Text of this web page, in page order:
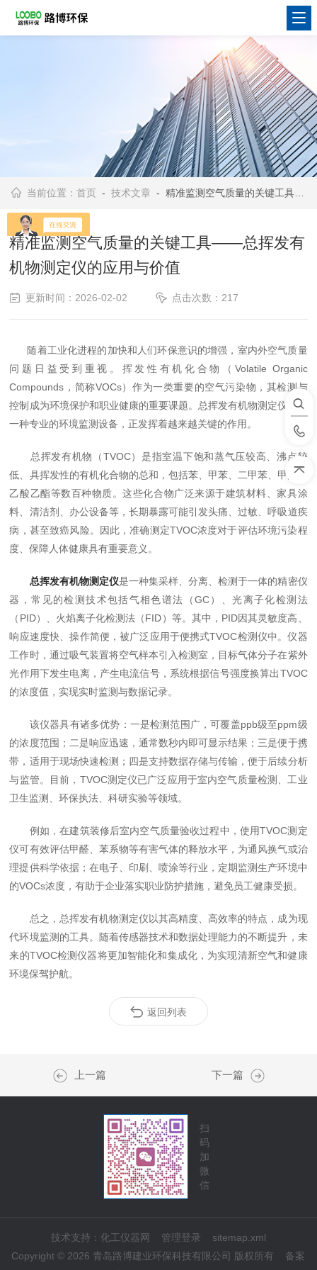
当前位置：首页 -技术文章 - 精准监测空气质量的关键工具——总挥发有机物测定仪的应用与价值
精准监测空气质量的关键工具——总挥发有
机物测定仪的应用与价值
更新时间：2026-02-02 点击次数：217
随着工业化进程的加快和人们环保意识的增强，室内外空气质量
问题日益受到重视。挥发性有机化合物（Volatile Organic
Compounds，简称VOCs）作为一类重要的空气污染物，其检测与
控制成为环境保护和职业健康的重要课题。总挥发有机物测定仪作为
一种专业的环境监测设备，正发挥着越来越关键的作用。
总挥发有机物（TVOC）是指室温下饱和蒸气压较高、沸点较
低、具挥发性的有机化合物的总和，包括苯、甲苯、二甲苯、甲醛、
乙酸乙酯等数百种物质。这些化合物广泛来源于建筑材料、家具涂
料、清洁剂、办公设备等，长期暴露可能引发头痛、过敏、呼吸道疾
病，甚至致癌风险。因此，准确测定TVOC浓度对于评估环境污染程
度、保障人体健康具有重要意义。
总挥发有机物测定仪是一种集采样、分离、检测于一体的精密仪
器，常见的检测技术包括气相色谱法（GC）、光离子化检测法
（PID）、火焰离子化检测法（FID）等。其中，PID因其灵敏度高、
响应速度快、操作简便，被广泛应用于便携式TVOC检测仪中。仪器
工作时，通过吸气装置将空气样本引入检测室，目标气体分子在紫外
光作用下发生电离，产生电流信号，系统根据信号强度换算出TVOC
的浓度值，实现实时监测与数据记录。
该仪器具有诸多优势：一是检测范围广，可覆盖ppb级至ppm级
的浓度范围；二是响应迅速，通常数秒内即可显示结果；三是便于携
带，适用于现场快速检测；四是支持数据存储与传输，便于后续分析
与监管。目前，TVOC测定仪已广泛应用于室内空气质量检测、工业
卫生监测、环保执法、科研实验等领域。
例如，在建筑装修后室内空气质量验收过程中，使用TVOC测定
仪可有效评估甲醛、苯系物等有害气体的释放水平，为通风换气或治
理提供科学依据；在电子、印刷、喷涂等行业，定期监测生产环境中
的VOCs浓度，有助于企业落实职业防护措施，避免员工健康受损。
总之，总挥发有机物测定仪以其高精度、高效率的特点，成为现
代环境监测的工具。随着传感器技术和数据处理能力的不断提升，未
来的TVOC检测仪器将更加智能化和集成化，为实现清新空气和健康
环境保驾护航。
返回列表
上一篇 下一篇
扫
码
加
微
信
技术支持： 化工仪器网 管理登录
sitemap.xml
Copyright © 2026 青岛路博建业环保科技有限公司 版权所有 备案